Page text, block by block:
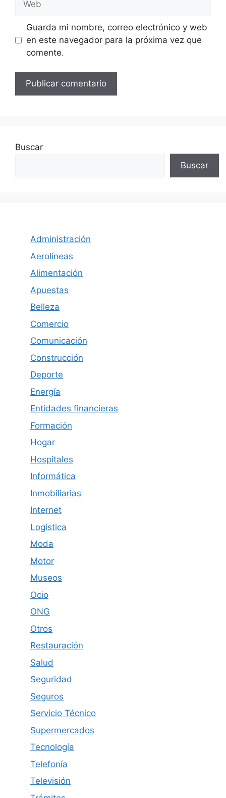
Guarda mi nombre, correo electrónico y web
en este navegador para la próxima vez que
comente.
Buscar
Buscar
Administración
Aerolíneas
Alimentación
Apuestas
Belleza
Comercio
Comunicación
Construcción
Deporte
Energía
Entidades financieras
Formación
Hogar
Hospitales
Informática
Inmobiliarias
Internet
Logistica
Moda
Motor
Museos
Ocio
ONG
Otros
Restauración
Salud
Seguridad
Seguros
Servicio Técnico
Supermercados
Tecnología
Telefonía
Televisión